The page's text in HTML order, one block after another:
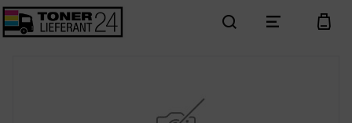
search menu cart